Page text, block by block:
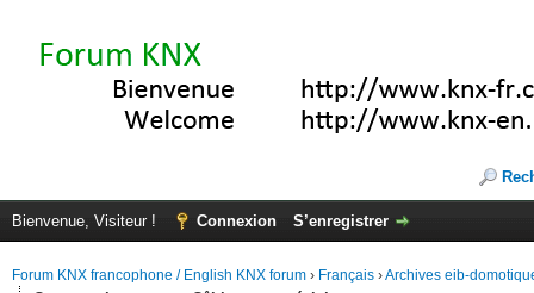
Bienvenue, Visiteur ! Connexion S’enregistrer
Forum KNX francophone / English KNX forum › Français ›Archives eib-